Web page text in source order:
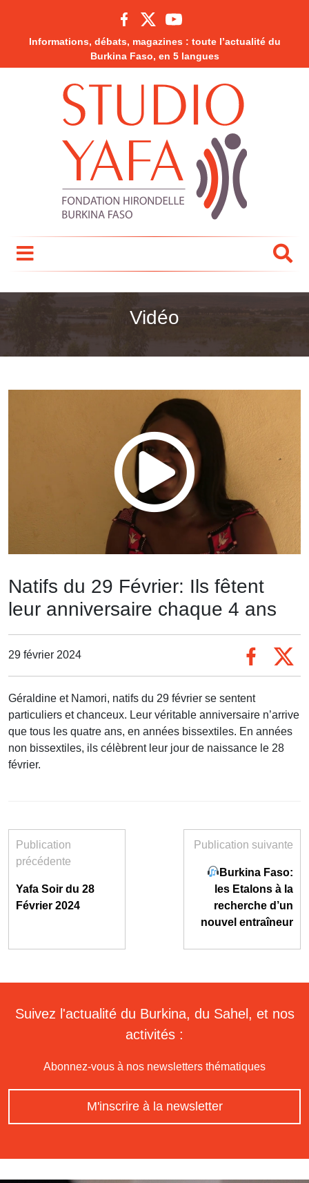
Informations, débats, magazines : toute l’actualité du
Burkina Faso, en 5 langues
Vidéo
Natifs du 29 Février: Ils fêtent
leur anniversaire chaque 4 ans
29 février 2024
Géraldine et Namori, natifs du 29 février se sentent
particuliers et chanceux. Leur véritable anniversaire n’arrive
que tous les quatre ans, en années bissextiles. En années
non bissextiles, ils célèbrent leur jour de naissance le 28
février.
Publication
précédente
Yafa Soir du 28
Février 2024
Publication suivante
Burkina Faso:
les Etalons à la
recherche d’un
nouvel entraîneur
Suivez l'actualité du Burkina, du Sahel, et nos
activités :
Abonnez-vous à nos newsletters thématiques
M'inscrire à la newsletter